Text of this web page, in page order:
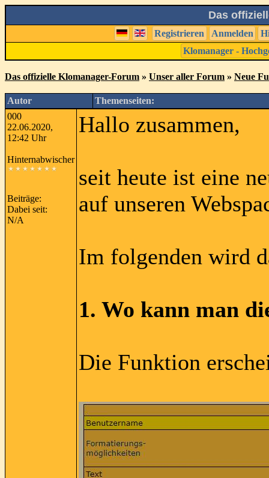
Das
Registrieren Anmelden
Klomanager -
Das offizielle Klomanager-Forum » Unser aller Forum » Neue
Autor
Themenseiten:
000
22.06.2020,
12:42 Uhr
Hinternabwischer
Beiträge:
Dabei seit:
N/A
Hallo zusammen,
seit heute ist eine
auf unseren
Im folgenden wird
1. Wo kann man
Die Funktion